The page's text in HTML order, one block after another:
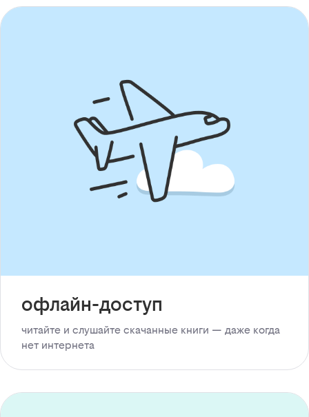
офлайн-доступ
читайте и слушайте скачанные книги — даже когда
нет интернета